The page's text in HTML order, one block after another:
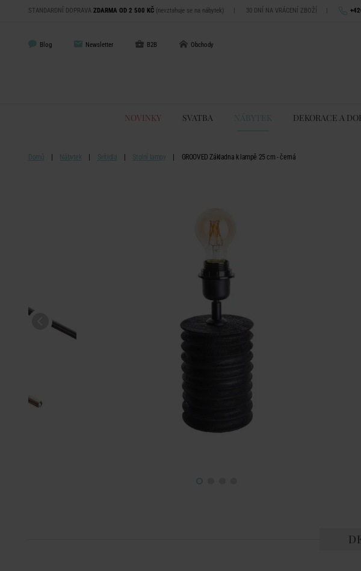
STANDARDNÍ DOPRAVA ZDARMA OD 2 500 KČ (nevztahuje se na nábytek) | 30 DNÍ NA VRÁCENÍ ZBOŽÍ |
Blog Newsletter B2B Obchody
NOVINKY SVATBA NÁBYTEK DEKORACE A
Domů Nábytek Svítidla Stolní lampy GROOVED Základna k lampě 25 cm - černá